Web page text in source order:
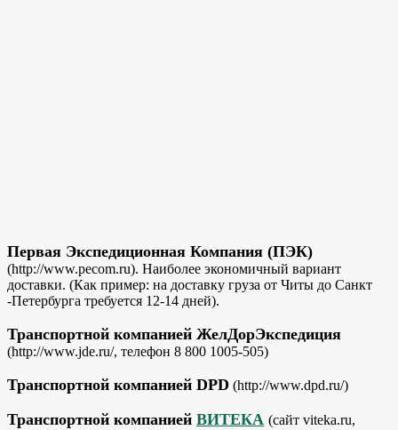
Первая Экспедиционная Компания (ПЭК)
(http://www.pecom.ru). Наиболее экономичный вариант
доставки. (Как пример: на доставку груза от Читы до Санкт
-Петербурга требуется 12-14 дней).
Транспортной компанией ЖелДорЭкспедиция
(http://www.jde.ru/, телефон 8 800 1005-505)
Транспортной компанией DPD (http://www.dpd.ru/)
Транспортной компанией ВИТЕКА (сайт viteka.ru,